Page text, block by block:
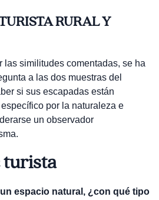
RURAL Y
las similitudes comentadas, se ha
a las dos muestras del
si sus escapadas están
por la naturaleza e
un observador
turista
espacio natural, ¿con qué tipo